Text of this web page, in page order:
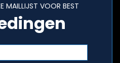
MAILLIJST VOOR BEST